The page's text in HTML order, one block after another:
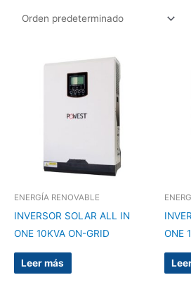
ENERGÍA RENOVABLE
INVERSOR SOLAR ALL IN
ONE 10KVA ON-GRID
Leer más
ONE